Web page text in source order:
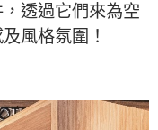
透過它們來為空
風格氛圍！